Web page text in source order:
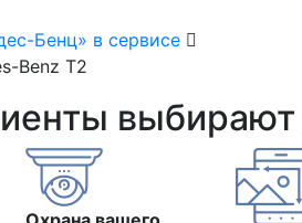
Бенц» в сервисе
Benz T2
выбирают